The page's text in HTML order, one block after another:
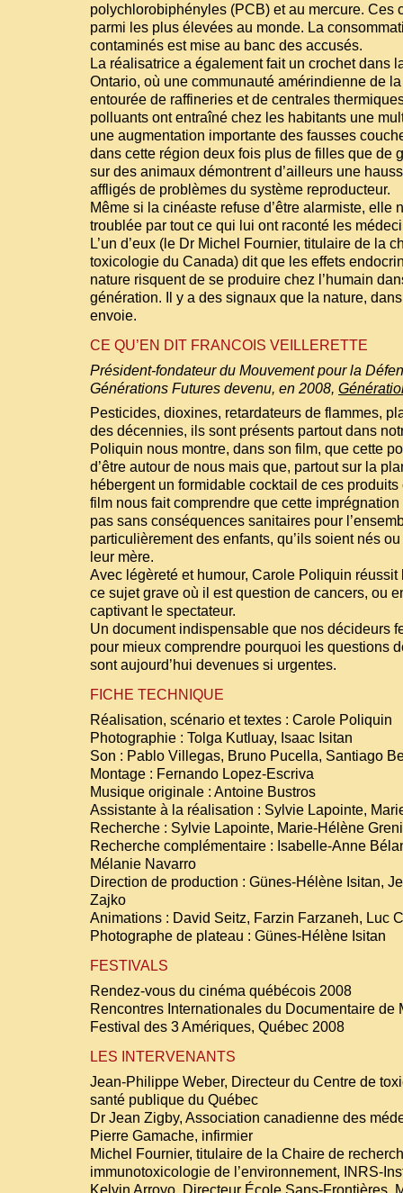
polychlorobiphényles (PCB) et au mercure. Ces
parmi les plus élevées au monde. La
contaminés est mise au banc des accusés.
La réalisatrice a également fait un crochet dans
Ontario, où une communauté amérindienne de la
entourée de raffineries et de centrales
polluants ont entraîné chez les habitants une
une augmentation importante des fausses
dans cette région deux fois plus de filles que de
sur des animaux démontrent d’ailleurs une
affligés de problèmes du système reproducteur.
Même si la cinéaste refuse d’être alarmiste, elle
troublée par tout ce qui lui ont raconté les
L’un d’eux (le Dr Michel Fournier, titulaire de la
toxicologie du Canada) dit que les effets
nature risquent de se produire chez l’humain
génération. Il y a des signaux que la nature,
envoie.
CE QU’EN DIT FRANCOIS VEILLERETTE
Président-fondateur du Mouvement pour la
Générations Futures devenu, en 2008,
Pesticides, dioxines, retardateurs de flammes,
des décennies, ils sont présents partout dans
Poliquin nous montre, dans son film, que cette
d’être autour de nous mais que, partout sur la
hébergent un formidable cocktail de ces
film nous fait comprendre que cette
pas sans conséquences sanitaires pour
particulièrement des enfants, qu’ils soient nés
leur mère.
Avec légèreté et humour, Carole Poliquin réussit
ce sujet grave où il est question de cancers, ou
captivant le spectateur.
Un document indispensable que nos décideurs
pour mieux comprendre pourquoi les questions
sont aujourd’hui devenues si urgentes.
FICHE TECHNIQUE
Réalisation, scénario et textes : Carole Poliquin
Photographie : Tolga Kutluay, Isaac Isitan
Son : Pablo Villegas, Bruno Pucella, Santiago
Montage : Fernando Lopez-Escriva
Musique originale : Antoine Bustros
Assistante à la réalisation : Sylvie Lapointe,
Recherche : Sylvie Lapointe, Marie-Hélène
Recherche complémentaire : Isabelle-Anne
Mélanie Navarro
Direction de production : Günes-Hélène Isitan,
Zajko
Animations : David Seitz, Farzin Farzaneh, Luc
Photographe de plateau : Günes-Hélène Isitan
FESTIVALS
Rendez-vous du cinéma québécois 2008
Rencontres Internationales du Documentaire de
Festival des 3 Amériques, Québec 2008
LES INTERVENANTS
Jean-Philippe Weber, Directeur du Centre de
santé publique du Québec
Dr Jean Zigby, Association canadienne des
Pierre Gamache, infirmier
Michel Fournier, titulaire de la Chaire de
immunotoxicologie de l’environnement, INRS-
Kelvin Arroyo, Directeur École Sans-Frontières,